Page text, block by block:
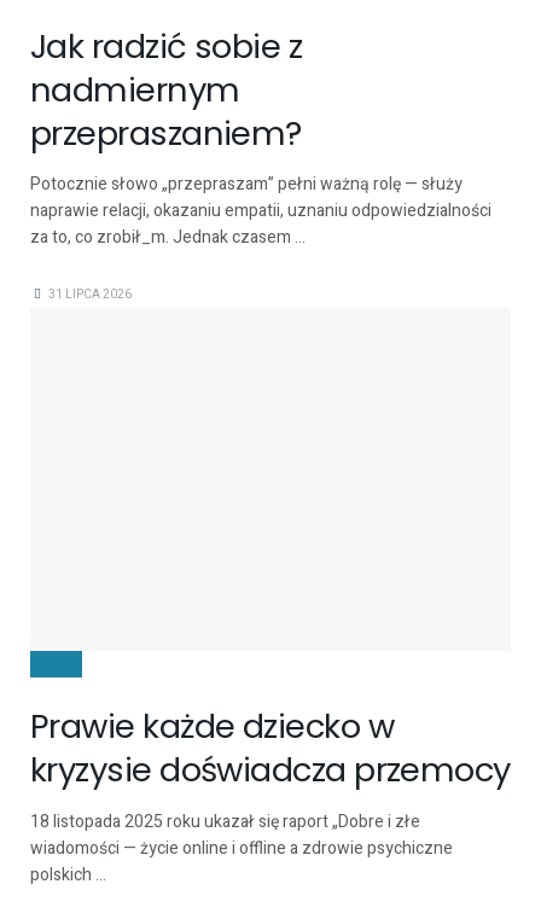
Jak radzić sobie z
nadmiernym
przepraszaniem?
Potocznie słowo „przepraszam” pełni ważną rolę — służy
naprawie relacji, okazaniu empatii, uznaniu odpowiedzialności
za to, co zrobił_m. Jednak czasem ...
31 LIPCA 2026
Prawie każde dziecko w
kryzysie doświadcza przemocy
18 listopada 2025 roku ukazał się raport „Dobre i złe
wiadomości — życie online i offline a zdrowie psychiczne
polskich ...